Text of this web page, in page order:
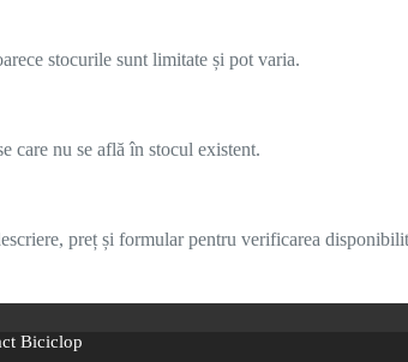
stocurile sunt limitate și pot varia.
care nu se află în stocul existent.
preț și formular pentru verificarea
Biciclop